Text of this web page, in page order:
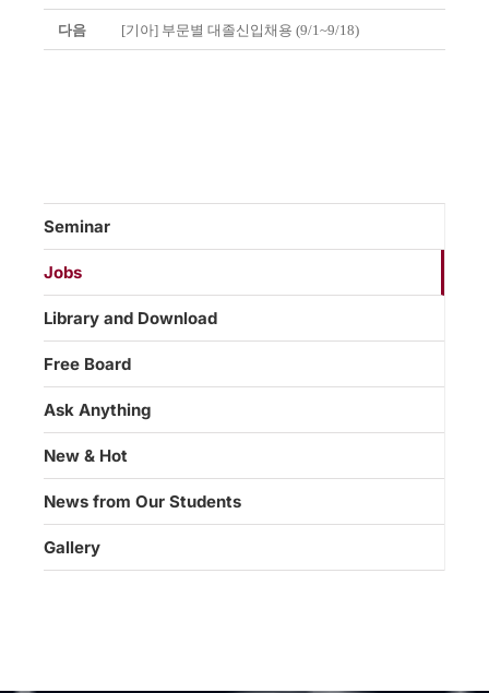
다음 [기아] 부문별 대졸신입채용 (9/1~9/18)
Seminar
Jobs
Library and Download
Free Board
Ask Anything
New & Hot
News from Our Students
Gallery